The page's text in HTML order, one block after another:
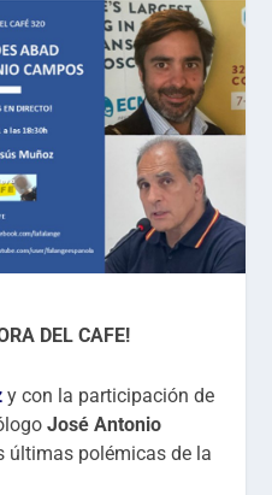
DEL CAFE!
y con la participación de
José Antonio
últimas polémicas de la